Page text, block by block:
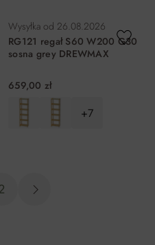
Wysyłka od 26.08.2026
RG121 regał S60 W200 G30
sosna grey DREWMAX
659,00 zł
+7